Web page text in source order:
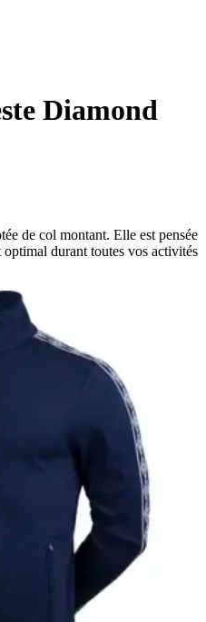
Diamond
de col montant. Elle est pensée
durant toutes vos activités